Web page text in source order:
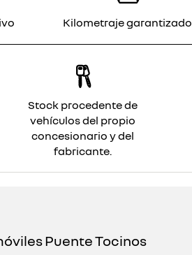
Kilometraje garantizado
Stock procedente de
vehículos del propio
concesionario y del
fabricante.
Puente Tocinos